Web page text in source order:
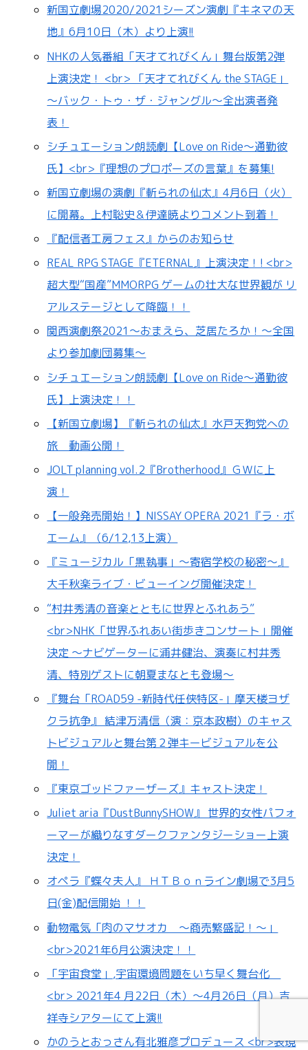
新国立劇場2020/2021シーズン演劇『キネマの天
地』6月10日（木）より上演!!
NHKの人気番組「天才てれびくん」舞台版第2弾
上演決定！ <br> 「天才てれびくん the STAGE」
～バック・トゥ・ザ・ジャングル～全出演者発
表！
シチュエーション朗読劇【Love on Ride～通勤彼
氏】<br>『理想のプロポーズの言葉』を募集!
新国立劇場の演劇『斬られの仙太』4月6日（火）
に開幕。上村聡史＆伊達暁よりコメント到着！
『配信者工房フェス』からのお知らせ
REAL RPG STAGE『ETERNAL』上演決定！! <br>
超大型“国産”MMORPG ゲームの壮大な世界観が リ
アルステージとして降臨！！
関西演劇祭2021～おまえら、芝居たろか！～全国
より参加劇団募集～
シチュエーション朗読劇【Love on Ride～通勤彼
氏】上演決定！！
【新国立劇場】『斬られの仙太』水戸天狗党への
旅 動画公開！
JOLT planning vol.2『Brotherhood』ＧＷに上
演！
【一般発売開始！】NISSAY OPERA 2021『ラ・ボ
エーム』（6/12,13上演）
『ミュージカル「黒執事」～寄宿学校の秘密～』
大千秋楽ライブ・ビューイング開催決定！
“村井秀清の音楽とともに世界とふれあう”
<br>NHK「世界ふれあい街歩きコンサート」開催
決定 ～ナビゲーターに浦井健治、演奏に村井秀
清、特別ゲストに朝夏まなとも登場～
『舞台「ROAD59 -新時代任侠特区-」摩天楼ヨザ
クラ抗争』 結津万清信（演：京本政樹）のキャス
トビジュアルと舞台第２弾キービジュアルを公
開！
『東京ゴッドファーザーズ』キャスト決定！
Juliet aria『DustBunnySHOW』 世界的女性パフォ
ーマーが織りなすダークファンタジーショー上演
決定！
オペラ『蝶々夫人』 ＨＴＢｏｎライン劇場で3月5
日(金)配信開始 ！！
動物電気「肉のマサオカ ～商売繁盛記！～」
<br>2021年6月公演決定！！
「宇宙食堂」,宇宙環境問題をいち早く舞台化
<br> 2021年4 月22日（木）～4月26日（月）吉
祥寺シアターにて上演!!
かのうとおっさん有北雅彦プロデュース <br>表現